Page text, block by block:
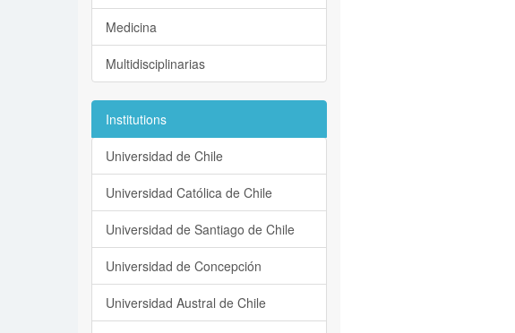
Medicina
Multidisciplinarias
Institutions
Universidad de Chile
Universidad Católica de Chile
Universidad de Santiago de Chile
Universidad de Concepción
Universidad Austral de Chile